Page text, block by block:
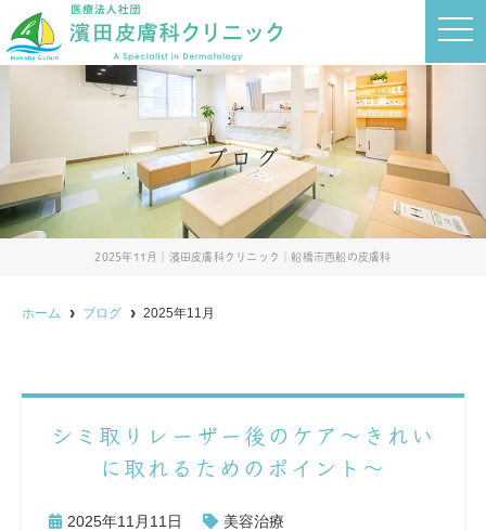
ブログ
2025年11月｜濱田皮膚科クリニック｜船橋市西船の皮膚科
t
o
g
t
i
ホーム ブログ 2025年11月
シミ取りレーザー後のケア～きれい
に取れるためのポイント～
2025年11月11日 美容治療